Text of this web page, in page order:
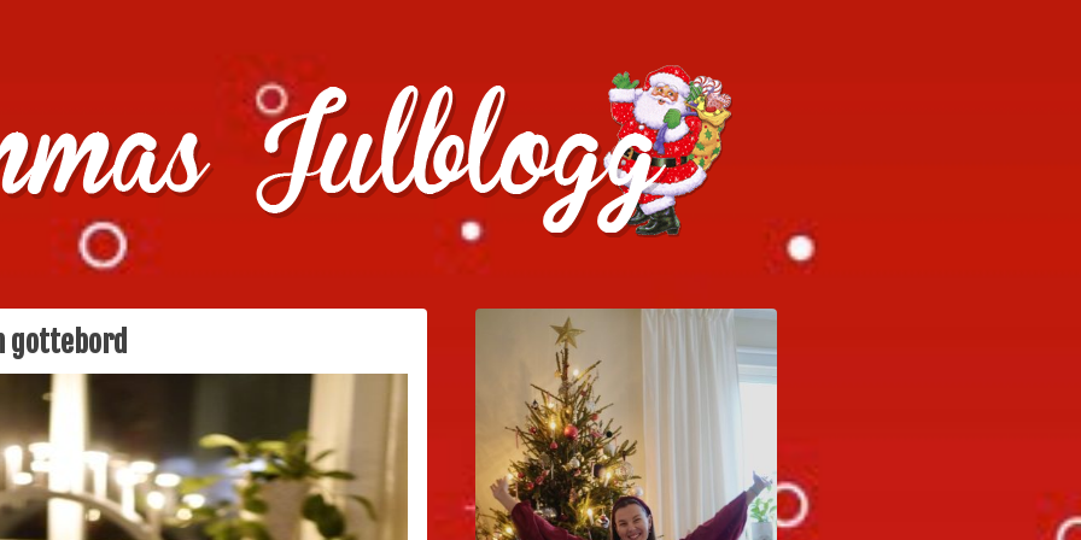
julklappstips, julkalendrar, adventskalendrar , julpyssel och julrecept!
gottebord